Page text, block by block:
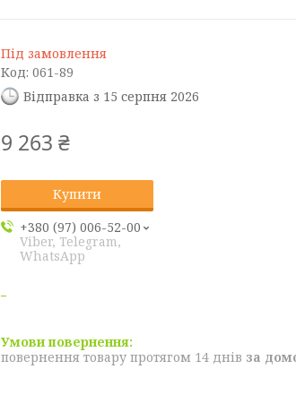
Під замовлення
Код: 061-89
Відправка з 15 серпня 2026
9 263 ₴
Купити
+380 (97) 006-52-00
Viber, Telegram,
WhatsApp
повернення товару протягом 14 днів за